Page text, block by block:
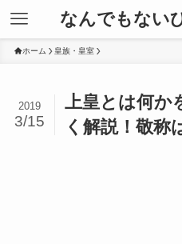
なんでもない
ホーム 皇族・皇室
上皇とは何か
く解説！敬称
2019
3/15